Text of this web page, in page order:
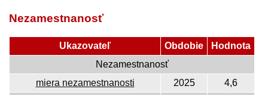
Nezamestnanosť
Ukazovateľ Obdobie
Hodnota
Nezamestnanosť
miera nezamestnanosti
2025
4,6